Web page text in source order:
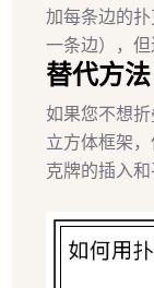
加每条边的
一条边），但
替代方
如果您不想
立方体框架
克牌的插入和